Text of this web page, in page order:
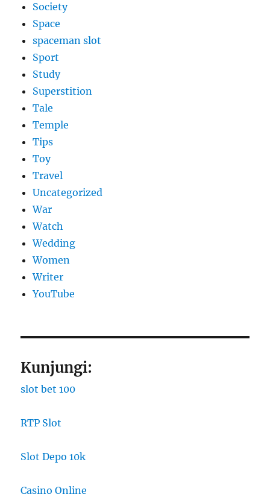
Society
Space
spaceman slot
Sport
Study
Superstition
Tale
Temple
Tips
Toy
Travel
Uncategorized
War
Watch
Wedding
Women
Writer
YouTube
Kunjungi:
slot bet 100
RTP Slot
Slot Depo 10k
Casino Online